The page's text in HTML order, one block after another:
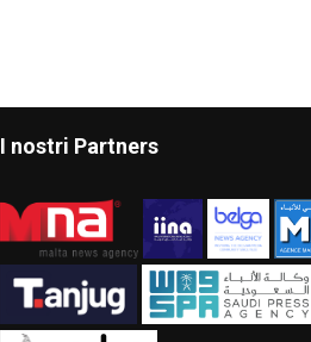
I nostri Partners